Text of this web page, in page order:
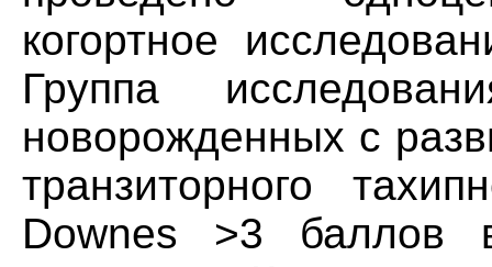
когортное
Группа
новорожденных с
транзиторного
Downes >3 баллов